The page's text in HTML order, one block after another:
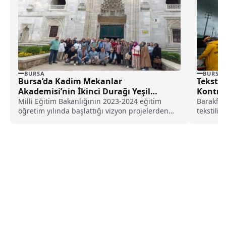
BURSA
Bursa’da Kadim Mekanlar
Akademisi’nin İkinci Durağı Yeşil
Külliyesi Oldu
Milli Eğitim Bakanlığının 2023-2024 eğitim
öğretim yılında başlattığı vizyon projelerden
BURSA
Tekstil
tekstili